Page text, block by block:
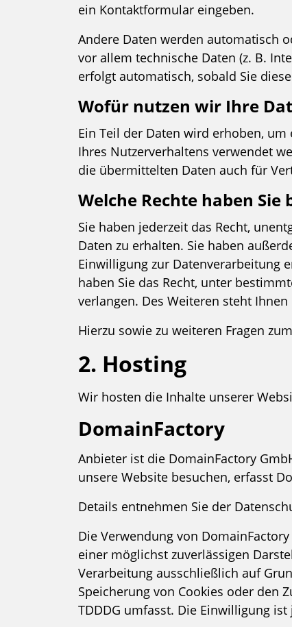
ein Kontaktformular eingeben.
Andere Daten werden automatisch
vor allem technische Daten (z. B.
erfolgt automatisch, sobald Sie
Wofür nutzen wir Ihre
Ein Teil der Daten wird erhoben,
Ihres Nutzerverhaltens verwendet
die übermittelten Daten auch für
Welche Rechte haben
Sie haben jederzeit das Recht,
Daten zu erhalten. Sie haben
Einwilligung zur Datenverarbeitung
haben Sie das Recht, unter
verlangen. Des Weiteren steht
Hierzu sowie zu weiteren Fragen
2. Hosting
Wir hosten die Inhalte unserer
DomainFactory
Anbieter ist die DomainFactory
unsere Website besuchen, erfasst
Details entnehmen Sie der
Die Verwendung von
einer möglichst zuverlässigen
Verarbeitung ausschließlich auf
Speicherung von Cookies oder den
TDDDG umfasst. Die Einwilligung